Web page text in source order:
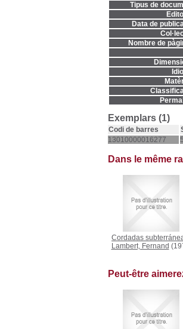
Tipus de
Data de
Nombre de
Exemplars (1)
Codi de barres
13010000016277
Dans le même
Cordadas
Lambert, Fernand
Peut-être